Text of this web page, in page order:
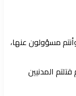
مسؤولون عنها،
المدنيين